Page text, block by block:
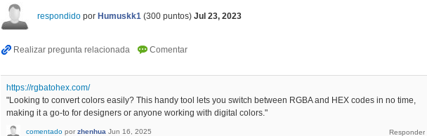
respondido por Humuskk1 (300 puntos) Jul 23, 2023
https://rgbatohex.com/
"Looking to convert colors easily? This handy tool lets you switch between RGBA and HEX codes in no time,
making it a go-to for designers or anyone working with digital colors."
comentado por zhenhua Jun 16, 2025